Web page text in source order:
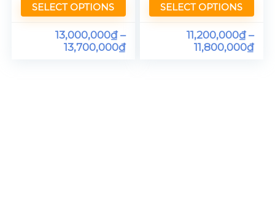
SELECT OPTIONS
13,000,000₫–
13,700,000₫
SELECT OPTIONS
11,200,000₫–
11,800,000₫